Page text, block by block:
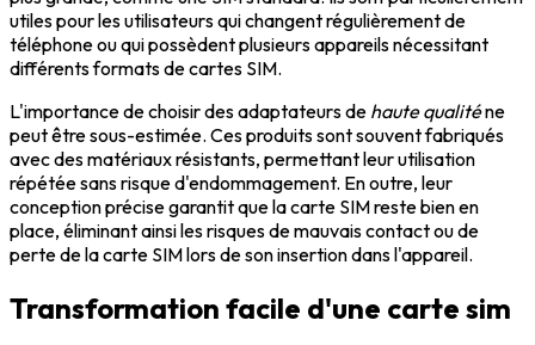
utiles pour les utilisateurs qui changent régulièrement de
téléphone ou qui possèdent plusieurs appareils nécessitant
différents formats de cartes SIM.
L'importance de choisir des adaptateurs de haute qualiténe
peut être sous-estimée. Ces produits sont souvent fabriqués
avec des matériaux résistants, permettant leur utilisation
répétée sans risque d'endommagement. En outre, leur
conception précise garantit que la carte SIM reste bien en
place, éliminant ainsi les risques de mauvais contact ou de
perte de la carte SIM lors de son insertion dans l'appareil.
Transformation facile d'une carte sim